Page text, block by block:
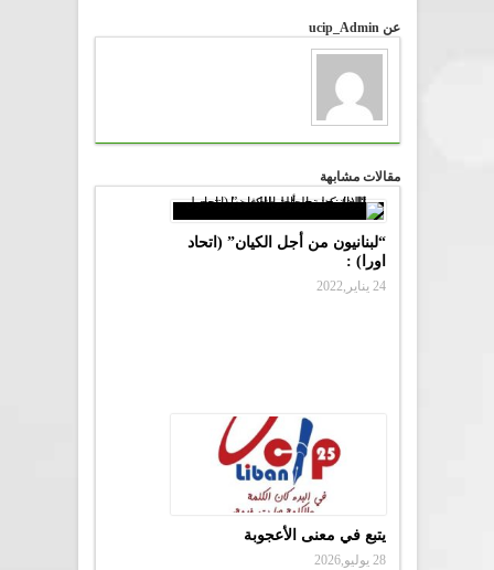
عن ucip_Admin
مقالات مشابهة
“لبنانيون من أجل الكيان” (اتحاد
اورا) :
24 يناير,2022
يتبع في معنى الأعجوبة
28 يوليو,2026